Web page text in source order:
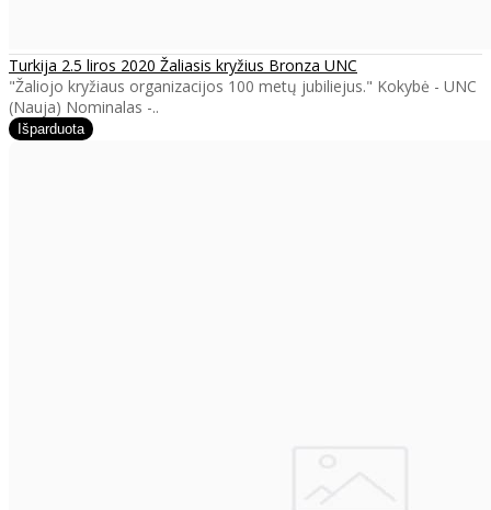
Turkija 2.5 liros 2020 Žaliasis kryžius Bronza UNC
"Žaliojo kryžiaus organizacijos 100 metų jubiliejus." Kokybė - UNC
(Nauja) Nominalas -..